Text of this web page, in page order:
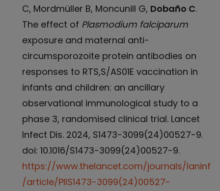
C, Mordmüller B, Moncunill G, Dobaño C.
The effect of Plasmodium falciparum
exposure and maternal anti-
circumsporozoite protein antibodies on
responses to RTS,S/AS01E vaccination in
infants and children: an ancillary
observational immunological study to a
phase 3, randomised clinical trial. Lancet
Infect Dis. 2024, S1473-3099(24)00527-9.
doi: 10.1016/S1473-3099(24)00527-9.
https://www.thelancet.com/journals/laninf
/article/PIIS1473-3099(24)00527-